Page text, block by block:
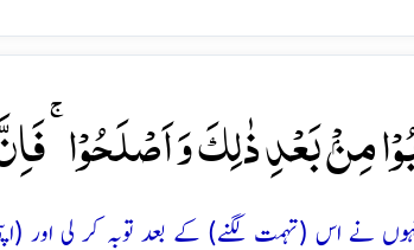
مِنۡۢ بَعۡدِ ذٰلِکَ وَ اَصۡلَحُوۡا
نے اس (تہمت لگنے) کے بعد توبہ کر لی اور (اپنی)